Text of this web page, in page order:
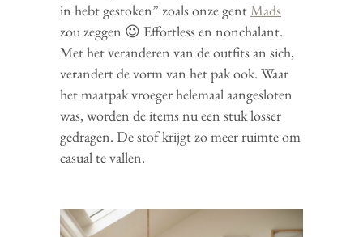
in hebt gestoken” zoals onze gentMads
zou zeggen 😉 Effortless en nonchalant.
Met het veranderen van de outfits an sich,
verandert de vorm van het pak ook. Waar
het maatpak vroeger helemaal aangesloten
was, worden de items nu een stuk losser
gedragen. De stof krijgt zo meer ruimte om
casual te vallen.